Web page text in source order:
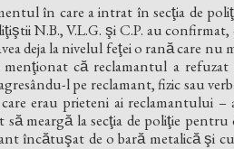
în care a intrat în secţia de
N.B., V.L.G. şi C.P. au confirmat,
deja la nivelul feţei o rană care nu
că reclamantul a refuzat
l pe reclamant, fizic sau
erau prieteni ai reclamantului –
meargă la secţia de poliţie pentru
încătuşat de o bară metalică şi